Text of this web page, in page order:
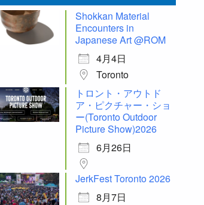
Shokkan Material
Encounters in
Japanese Art @ROM
4月4日
Toronto
トロント・アウトド
ア・ピクチャー・ショ
ー(Toronto Outdoor
Picture Show)2026
6月26日
JerkFest Toronto 2026
8月7日